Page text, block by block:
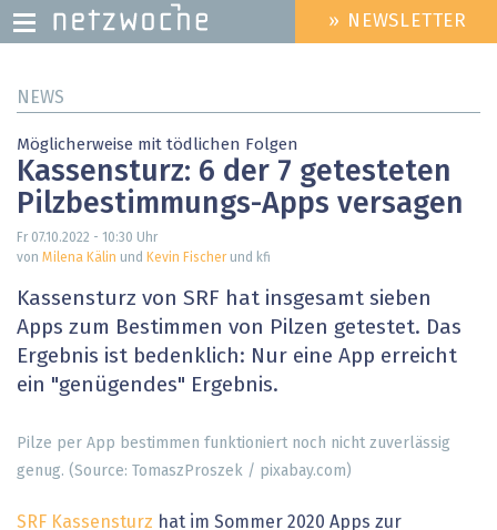
zum
HEADER
MENU
» NEWSLETTER
NEWS
Möglicherweise mit tödlichen Folgen
Kassensturz: 6 der 7 getesteten
Pilzbestimmungs-Apps versagen
Fr 07.10.2022 - 10:30 Uhr
von Milena Kälin und Kevin Fischerund kfi
Kassensturz von SRF hat insgesamt sieben
Apps zum Bestimmen von Pilzen getestet. Das
Ergebnis ist bedenklich: Nur eine App erreicht
ein "genügendes" Ergebnis.
Pilze per App bestimmen funktioniert noch nicht zuverlässig
genug. (Source: TomaszProszek / pixabay.com)
SRF Kassensturz hat im Sommer 2020 Apps zur